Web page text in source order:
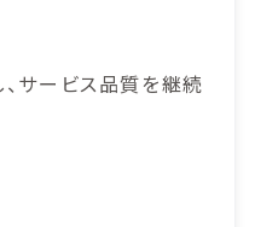
サービス品質を継続